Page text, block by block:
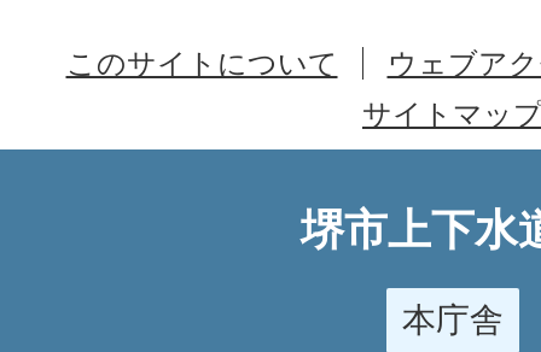
このサイトについて
ウェブア
サイトマッ
堺市上下水
本庁舎